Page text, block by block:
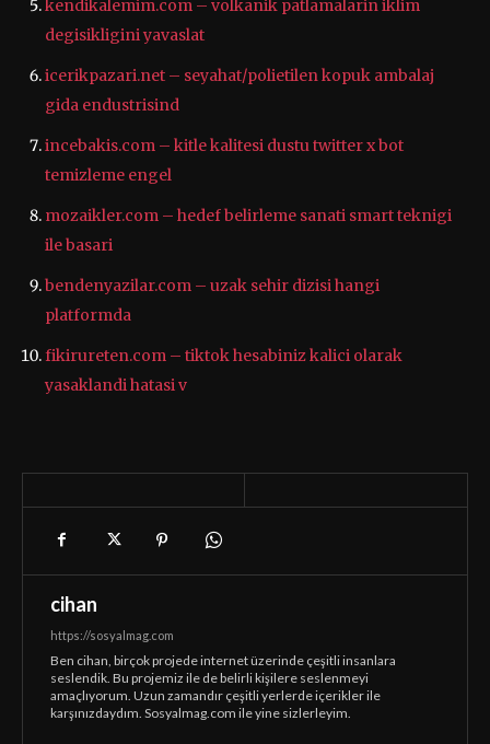
kendikalemim.com – volkanik patlamalarin iklim
degisikligini yavaslat
icerikpazari.net – seyahat/polietilen kopuk ambalaj
gida endustrisind
incebakis.com – kitle kalitesi dustu twitter x bot
temizleme engel
mozaikler.com – hedef belirleme sanati smart teknigi
ile basari
bendenyazilar.com – uzak sehir dizisi hangi
platformda
fikirureten.com – tiktok hesabiniz kalici olarak
yasaklandi hatasi v
cihan
https://sosyalmag.com
Ben cihan, birçok projede internet üzerinde çeşitli insanlara
seslendik. Bu projemiz ile de belirli kişilere seslenmeyi
amaçlıyorum. Uzun zamandır çeşitli yerlerde içerikler ile
karşınızdaydım. Sosyalmag.com ile yine sizlerleyim.